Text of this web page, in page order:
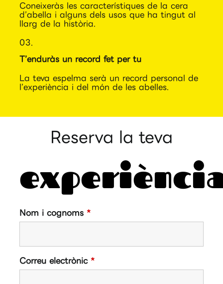
Coneixeràs les característiques de la cera
d’abella i alguns dels usos que ha tingut al
llarg de la història.
03.
T’enduràs un record fet per tu
La teva espelma serà un record personal de
l’experiència i del món de les abelles.
Reserva la teva
Nom i cognoms *
Correu electrònic *